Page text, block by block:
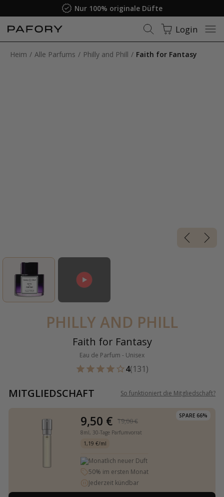
Nur 100% originale Düfte
Login
Heim Alle Parfums Philly and Phill Faith for Fantasy
PHILLY AND PHILL
Faith for Fantasy
Eau de Parfum - Unisex
4(131)
MITGLIEDSCHAFT So funktioniert die Mitgliedschaft?
SPARE 66%
9,50 € 19,00 €
8ml, 30-Tage Parfumvorrat
1,19 €/ml
Monatlich neuer Duft
50% im ersten Monat
Jederzeit kündbar